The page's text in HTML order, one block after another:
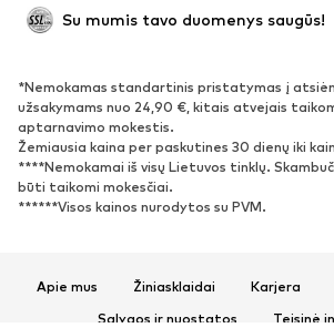
Proginiai
Išskirtiniai
BATAI
Naujienos
Sportbačiai
Aulinukai
Batai su kulniukais
Auliniai batai
Įsispiriami bateliai
Šlepetės
Su mumis tavo duomenys saugūs!
*Nemokamas standartinis pristatymas į
užsakymams nuo 24,90 €, kitais atvejais
aptarnavimo mokestis.
Žemiausia kaina per paskutines 30 dienų iki
****Nemokamai iš visų Lietuvos tinklų.
būti taikomi mokesčiai.
******Visos kainos nurodytos su PVM.
Apie mus Žiniasklaidai Karjera
Sąlygos ir nuostatos
Teisinė